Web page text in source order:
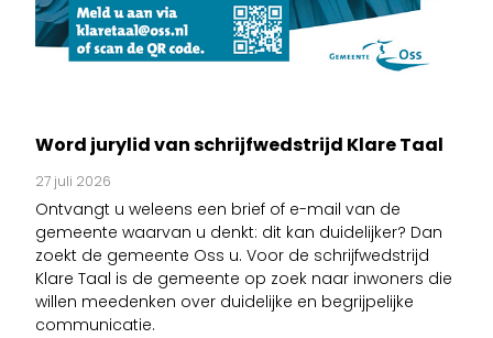
Word jurylid van schrijfwedstrijd Klare Taal
27 juli 2026
Ontvangt u weleens een brief of e-mail van de
gemeente waarvan u denkt: dit kan duidelijker? Dan
zoekt de gemeente Oss u. Voor de schrijfwedstrijd
Klare Taal is de gemeente op zoek naar inwoners die
willen meedenken over duidelijke en begrijpelijke
communicatie.